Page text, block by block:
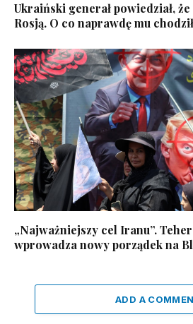
Ukraiński generał powiedział,
Rosją. O co naprawdę mu
„Najważniejszy cel Iranu”.
wprowadza nowy porządek na
ADD A